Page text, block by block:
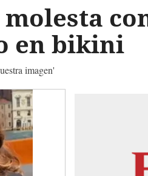
en bikini
imagen'